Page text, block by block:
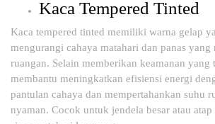
Kaca Tempered Tinted
Kaca tempered tinted memiliki warna gelap
mengurangi cahaya matahari dan panas yang
ruangan. Selain memberikan keamanan
membantu meningkatkan efisiensi energi
pantulan cahaya dan mempertahankan suhu
nyaman. Cocok untuk jendela besar atau